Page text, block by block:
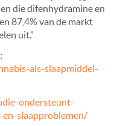
die difenhydramine en
87,4% van de markt
uit.”
:
als-slaapmiddel-
ondersteunt-
slaapproblemen/